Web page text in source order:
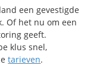
een gevestigde
Of het nu om een
geeft.
klus snel,
tarieven.